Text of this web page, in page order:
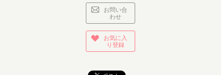
お問い合
わせ
お気に入
り登録